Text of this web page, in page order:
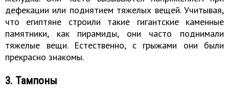
дефекации или поднятием тяжелых вещей. Учитывая,
что египтяне строили такие гигантские каменные
памятники, как пирамиды, они часто поднимали
тяжелые вещи. Естественно, с грыжами они были
прекрасно знакомы.
3. Тампоны